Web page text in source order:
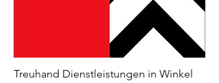
Treuhand Dienstleistungen in Winkel